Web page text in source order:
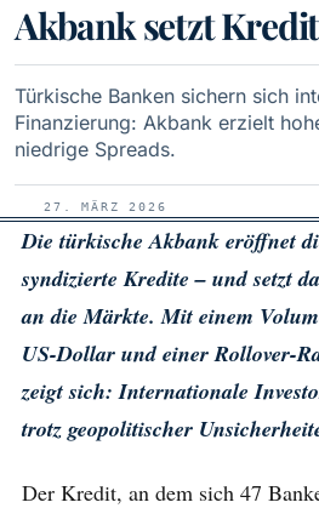
Akbank setzt
Türkische Banken sichern sich
Finanzierung: Akbank erzielt
niedrige Spreads.
27. MÄRZ 2026
Die türkische Akbank eröffnet
syndizierte Kredite – und setzt
an die Märkte. Mit einem
US-Dollar und einer Rollover-
zeigt sich: Internationale
trotz geopolitischer
Der Kredit, an dem sich 47